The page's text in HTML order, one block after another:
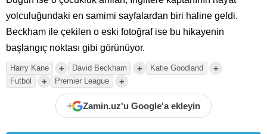
yolculuğundaki en samimi sayfalardan biri haline geldi.
Beckham ile çekilen o eski fotoğraf ise bu hikayenin
başlangıç noktası gibi görünüyor.
Harry Kane + David Beckham + Katie Goodland +
Futbol + Premier League +
+ Zamin.uz'u Google'a ekleyin